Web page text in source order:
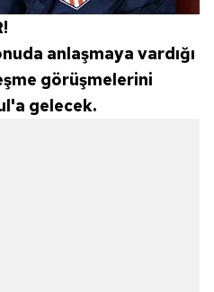
anlaşmaya vardığı
görüşmelerini
gelecek.